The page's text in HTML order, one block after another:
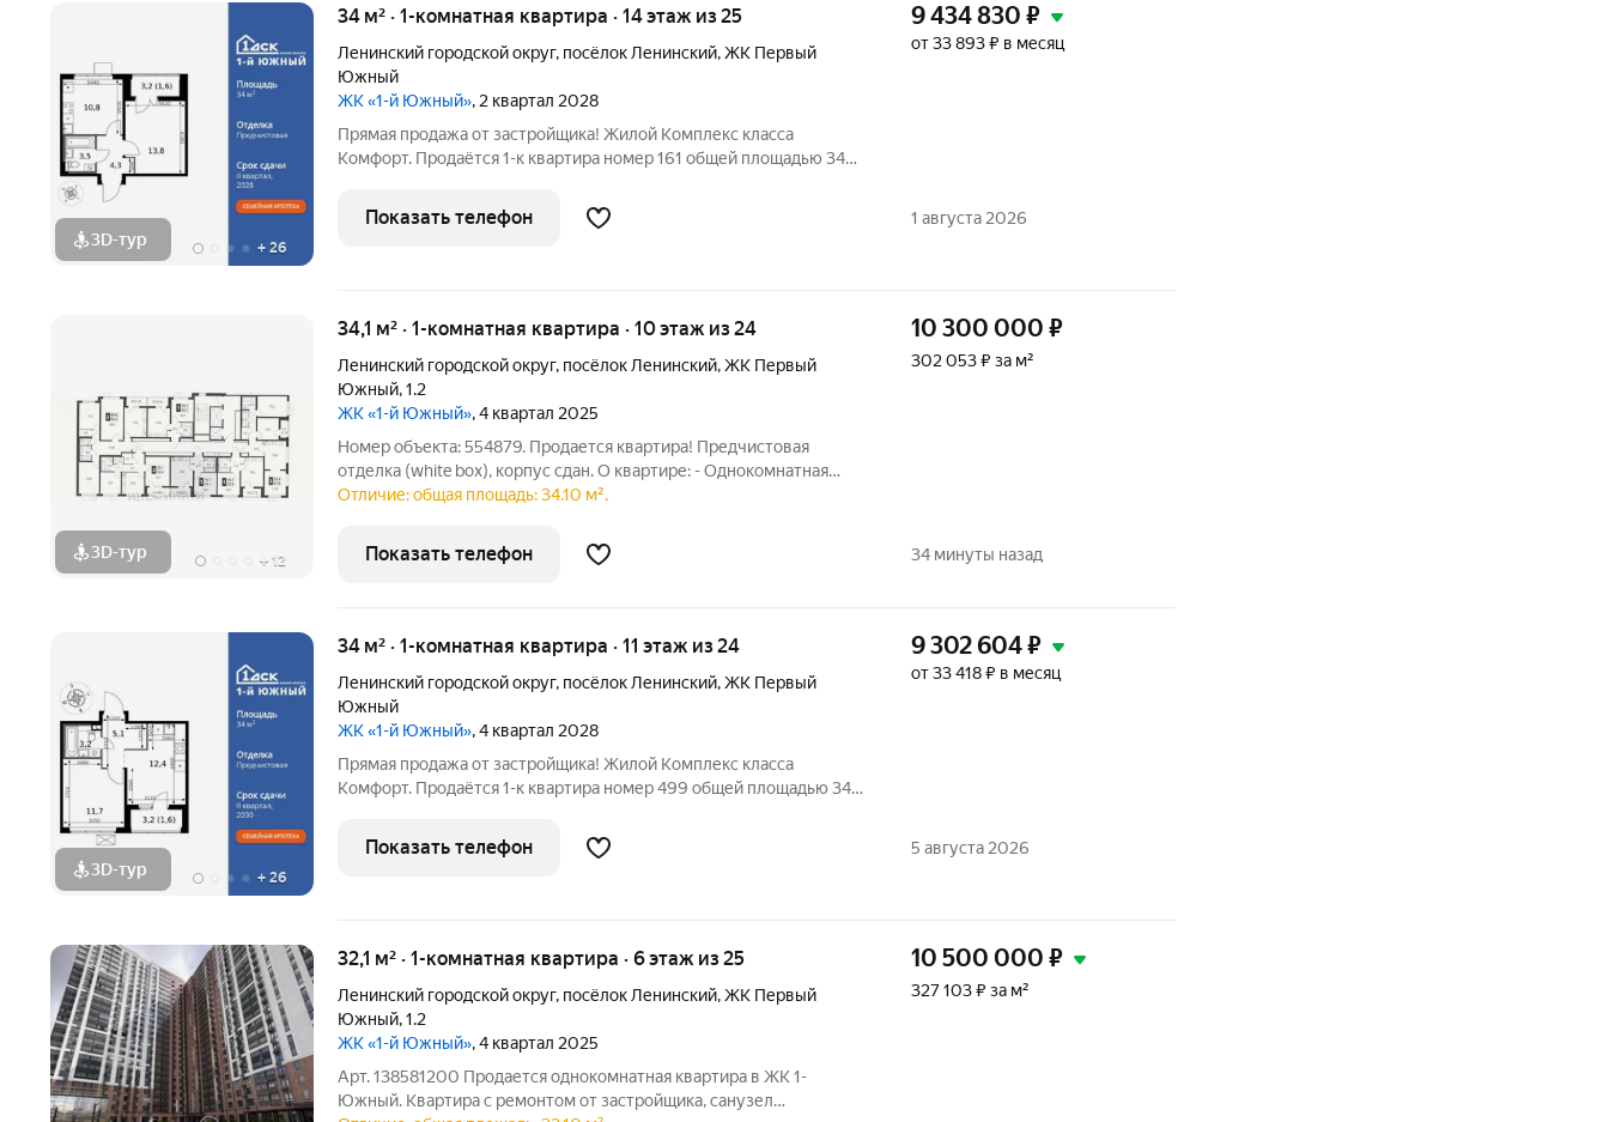
3D-тур + 26
34 м² · 1-комнатная квартира · 14 этаж из 25
Ленинский городской округ, посёлок Ленинский,ЖК Первый
Южный
ЖК «1-й Южный», 2 квартал 2028
Прямая продажа от застройщика! Жилой Комплекс класса
Комфорт. Продаётся 1-к квартира номер 161 общей площадью 34
Линейная планировка - максимальная функциональность и
удобство. -
9 434 830 ₽
от 33 893 ₽ в месяц
Показать телефон 1 августа 2026
3D-тур + 12
34,1 м² · 1-комнатная квартира · 10 этаж из 24
Ленинский городской округ, посёлок Ленинский,ЖК Первый
Южный,1.2
ЖК «1-й Южный», 4 квартал 2025
Номер объекта: 554879. Продается квартира! Предчистовая
отделка (white box), корпус сдан. О квартире: - Однокомнатная
квартира, 34,1 кв. м - Кухня-гостиная 13,6 кв. м - Изолированная
лоджия
10 300 000 ₽
302 053 ₽ за м²
Отличие: общая площадь: 34.10 м².
Показать телефон 34 минуты назад
3D-тур + 26
34 м² · 1-комнатная квартира · 11 этаж из 24
Ленинский городской округ, посёлок Ленинский,ЖК Первый
Южный
ЖК «1-й Южный», 4 квартал 2028
Прямая продажа от застройщика! Жилой Комплекс класса
Комфорт. Продаётся 1-к квартира номер 499 общей площадью 34
Линейная планировка - максимальная функциональность и
удобство. -
9 302 604₽
от 33 418 ₽ в месяц
Показать телефон 5 августа 2026
32,1 м² · 1-комнатная квартира · 6 этаж из 25
Ленинский городской округ, посёлок Ленинский,ЖК Первый
Южный,1.2
ЖК «1-й Южный», 4 квартал 2025
Арт. 138581200 Продается однокомнатная квартира в ЖК 1-
Южный. Квартира с ремонтом от застройщика, санузел
10 500 000 ₽
327 103 ₽ за м²